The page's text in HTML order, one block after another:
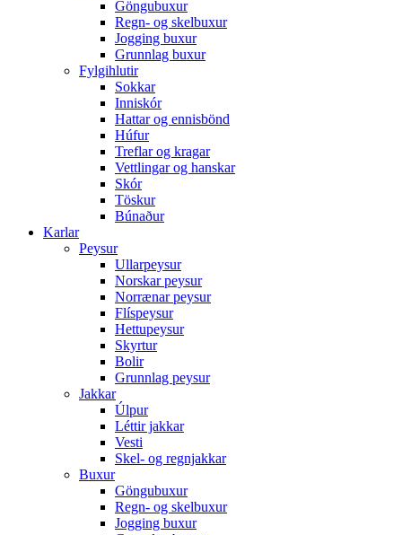
Göngubuxur
Regn- og skelbuxur
Jogging buxur
Grunnlag buxur
Fylgihlutir
Sokkar
Inniskór
Hattar og ennisbönd
Húfur
Treflar og kragar
Vettlingar og hanskar
Skór
Töskur
Búnaður
Karlar
Peysur
Ullarpeysur
Norskar peysur
Norrænar peysur
Flíspeysur
Hettupeysur
Skyrtur
Bolir
Grunnlag peysur
Jakkar
Úlpur
Léttir jakkar
Vesti
Skel- og regnjakkar
Buxur
Göngubuxur
Regn- og skelbuxur
Jogging buxur